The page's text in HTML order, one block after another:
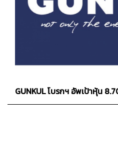
GUNKUL โบรกฯ อัพเป้าหุ้น